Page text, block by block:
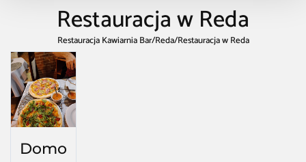
Restauracja w Reda
Restauracja Kawiarnia Bar/Reda/Restauracja w Reda
Domo